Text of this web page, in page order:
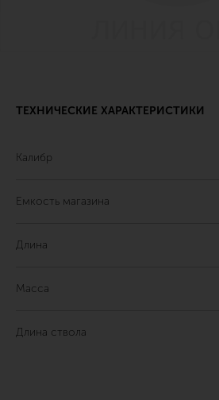
ТЕХНИЧЕСКИЕ ХАРАКТЕРИСТИКИ
Калибр
Емкость магазина
Длина
Масса
Длина ствола